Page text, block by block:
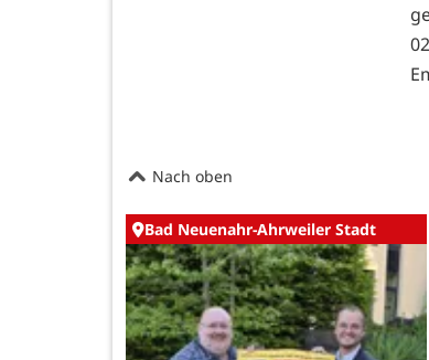
Nach oben
Bad Neuenahr-Ahrweiler Stadt